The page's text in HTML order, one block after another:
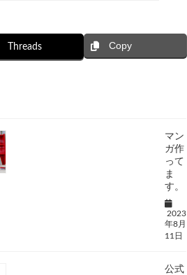
Threads Copy
マン
ガ作
って
ま
す。
2023
年8月
11日
公式